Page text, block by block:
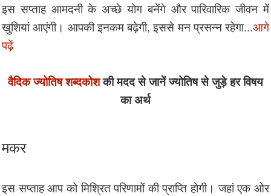
इस सप्ताह आमदनी के अच्छे योग बनेंगे और पारिवारिक जीवन में
खुशियां आएंगी। आपकी इनकम बढ़ेगी, इससे मन प्रसन्न रहेगा...आगे
पढ़ें
वैदिक ज्योतिष शब्दकोशकी मदद से जानें ज्योतिष से जुड़े हर विषय
का अर्थ
मकर
इस सप्ताह आप को मिश्रित परिणामों की प्राप्ति होगी। जहां एक ओर